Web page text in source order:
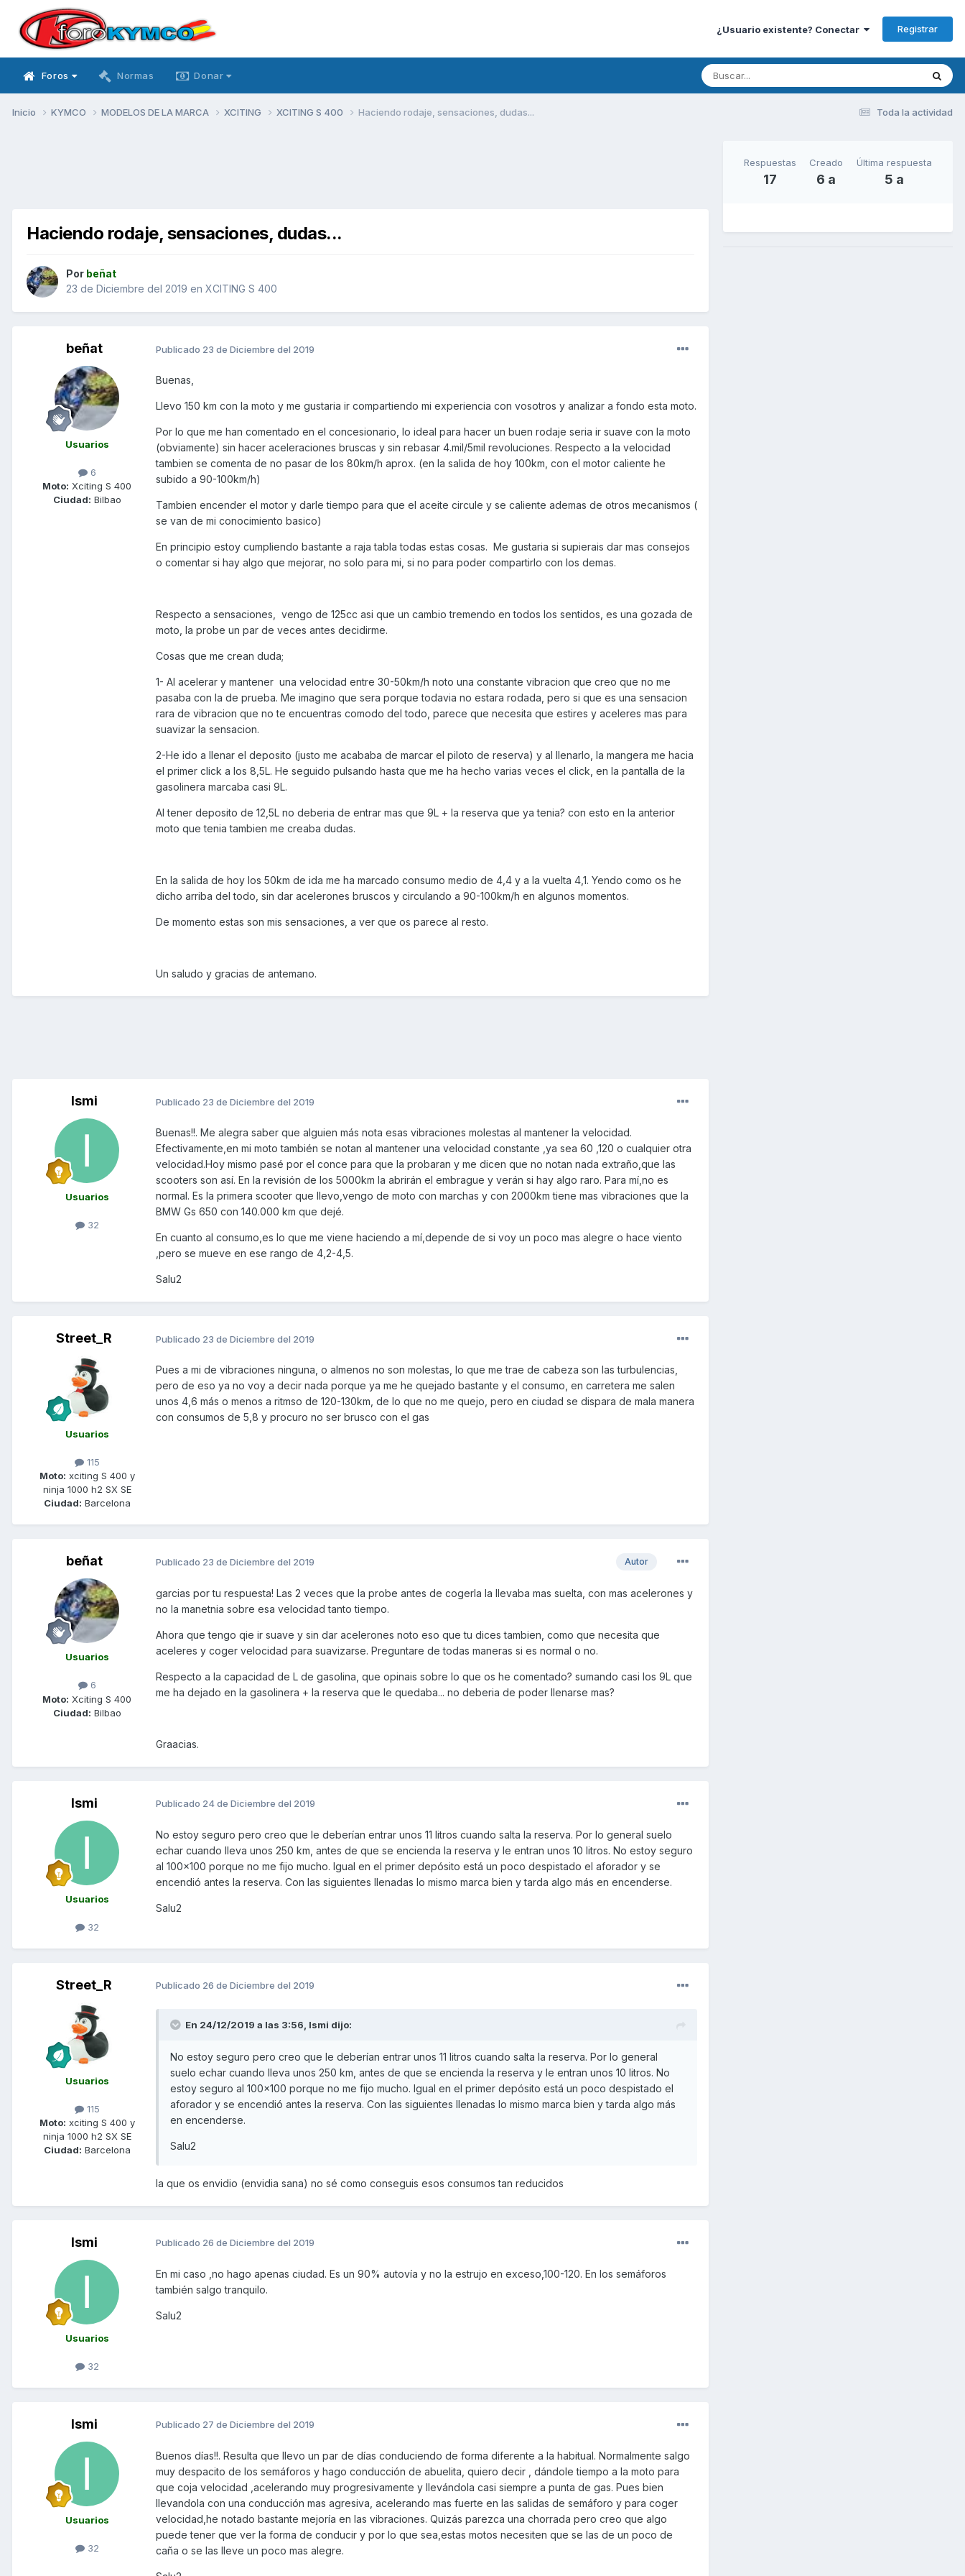
¿Usuario existente? Conectar Registrar
Foros Normas Donar
Toda la actividad
Inicio KYMCO MODELOS DE LA MARCA XCITING XCITING S 400 Haciendo rodaje, sensaciones, dudas...
Haciendo rodaje, sensaciones, dudas...
Por beñat
23 de Diciembre del 2019 en XCITING S 400
beñat
Usuarios
6
Moto: Xciting S 400
Ciudad: Bilbao
Publicado 23 de Diciembre del 2019
Buenas,
Llevo 150 km con la moto y me gustaria ir compartiendo mi experiencia con vosotros y analizar a fondo esta moto.
Por lo que me han comentado en el concesionario, lo ideal para hacer un buen rodaje seria ir suave con la moto
(obviamente) sin hacer aceleraciones bruscas y sin rebasar 4.mil/5mil revoluciones. Respecto a la velocidad
tambien se comenta de no pasar de los 80km/h aprox. (en la salida de hoy 100km, con el motor caliente he
subido a 90-100km/h)
Tambien encender el motor y darle tiempo para que el aceite circule y se caliente ademas de otros mecanismos (
se van de mi conocimiento basico)
En principio estoy cumpliendo bastante a raja tabla todas estas cosas. Me gustaria si supierais dar mas consejos
o comentar si hay algo que mejorar, no solo para mi, si no para poder compartirlo con los demas.
Respecto a sensaciones, vengo de 125cc asi que un cambio tremendo en todos los sentidos, es una gozada de
moto, la probe un par de veces antes decidirme.
Cosas que me crean duda;
1- Al acelerar y mantener una velocidad entre 30-50km/h noto una constante vibracion que creo que no me
pasaba con la de prueba. Me imagino que sera porque todavia no estara rodada, pero si que es una sensacion
rara de vibracion que no te encuentras comodo del todo, parece que necesita que estires y aceleres mas para
suavizar la sensacion.
2-He ido a llenar el deposito (justo me acababa de marcar el piloto de reserva) y al llenarlo, la mangera me hacia
el primer click a los 8,5L. He seguido pulsando hasta que me ha hecho varias veces el click, en la pantalla de la
gasolinera marcaba casi 9L.
Al tener deposito de 12,5L no deberia de entrar mas que 9L + la reserva que ya tenia? con esto en la anterior
moto que tenia tambien me creaba dudas.
En la salida de hoy los 50km de ida me ha marcado consumo medio de 4,4 y a la vuelta 4,1. Yendo como os he
dicho arriba del todo, sin dar acelerones bruscos y circulando a 90-100km/h en algunos momentos.
De momento estas son mis sensaciones, a ver que os parece al resto.
Un saludo y gracias de antemano.
Ismi
Usuarios
32
Publicado 23 de Diciembre del 2019
Buenas!!. Me alegra saber que alguien más nota esas vibraciones molestas al mantener la velocidad.
Efectivamente,en mi moto también se notan al mantener una velocidad constante ,ya sea 60 ,120 o cualquier otra
velocidad.Hoy mismo pasé por el conce para que la probaran y me dicen que no notan nada extraño,que las
scooters son así. En la revisión de los 5000km la abrirán el embrague y verán si hay algo raro. Para mí,no es
normal. Es la primera scooter que llevo,vengo de moto con marchas y con 2000km tiene mas vibraciones que la
BMW Gs 650 con 140.000 km que dejé.
En cuanto al consumo,es lo que me viene haciendo a mí,depende de si voy un poco mas alegre o hace viento
,pero se mueve en ese rango de 4,2-4,5.
Salu2
Street_R
Usuarios
115
Moto: xciting S 400 y
ninja 1000 h2 SX SE
Ciudad: Barcelona
Publicado 23 de Diciembre del 2019
Pues a mi de vibraciones ninguna, o almenos no son molestas, lo que me trae de cabeza son las turbulencias,
pero de eso ya no voy a decir nada porque ya me he quejado bastante y el consumo, en carretera me salen
unos 4,6 más o menos a ritmso de 120-130km, de lo que no me quejo, pero en ciudad se dispara de mala manera
con consumos de 5,8 y procuro no ser brusco con el gas
beñat
Usuarios
6
Moto: Xciting S 400
Ciudad: Bilbao
Autor
Publicado 23 de Diciembre del 2019
garcias por tu respuesta! Las 2 veces que la probe antes de cogerla la llevaba mas suelta, con mas acelerones y
no la manetnia sobre esa velocidad tanto tiempo.
Ahora que tengo qie ir suave y sin dar acelerones noto eso que tu dices tambien, como que necesita que
aceleres y coger velocidad para suavizarse. Preguntare de todas maneras si es normal o no.
Respecto a la capacidad de L de gasolina, que opinais sobre lo que os he comentado? sumando casi los 9L que
me ha dejado en la gasolinera + la reserva que le quedaba... no deberia de poder llenarse mas?
Graacias.
Ismi
Usuarios
32
Publicado 24 de Diciembre del 2019
No estoy seguro pero creo que le deberían entrar unos 11 litros cuando salta la reserva. Por lo general suelo
echar cuando lleva unos 250 km, antes de que se encienda la reserva y le entran unos 10 litros. No estoy seguro
al 100x100 porque no me fijo mucho. Igual en el primer depósito está un poco despistado el aforador y se
encendió antes la reserva. Con las siguientes llenadas lo mismo marca bien y tarda algo más en encenderse.
Salu2
Street_R
Usuarios
115
Moto: xciting S 400 y
ninja 1000 h2 SX SE
Ciudad: Barcelona
Publicado 26 de Diciembre del 2019
En 24/12/2019 a las 3:56, Ismi dijo:
No estoy seguro pero creo que le deberían entrar unos 11 litros cuando salta la reserva. Por lo general
suelo echar cuando lleva unos 250 km, antes de que se encienda la reserva y le entran unos 10 litros. No
estoy seguro al 100x100 porque no me fijo mucho. Igual en el primer depósito está un poco despistado el
aforador y se encendió antes la reserva. Con las siguientes llenadas lo mismo marca bien y tarda algo más
en encenderse.
Salu2
la que os envidio (envidia sana) no sé como conseguis esos consumos tan reducidos
Ismi
Usuarios
32
Publicado 26 de Diciembre del 2019
En mi caso ,no hago apenas ciudad. Es un 90% autovía y no la estrujo en exceso,100-120. En los semáforos
también salgo tranquilo.
Salu2
Ismi
Usuarios
32
Publicado 27 de Diciembre del 2019
Buenos días!!. Resulta que llevo un par de días conduciendo de forma diferente a la habitual. Normalmente salgo
muy despacito de los semáforos y hago conducción de abuelita, quiero decir , dándole tiempo a la moto para
que coja velocidad ,acelerando muy progresivamente y llevándola casi siempre a punta de gas. Pues bien
llevandola con una conducción mas agresiva, acelerando mas fuerte en las salidas de semáforo y para coger
velocidad,he notado bastante mejoría en las vibraciones. Quizás parezca una chorrada pero creo que algo
puede tener que ver la forma de conducir y por lo que sea,estas motos necesiten que se las de un poco de
caña o se las lleve un poco mas alegre.
Respuestas
17
Creado
6 a
Última respuesta
5 a